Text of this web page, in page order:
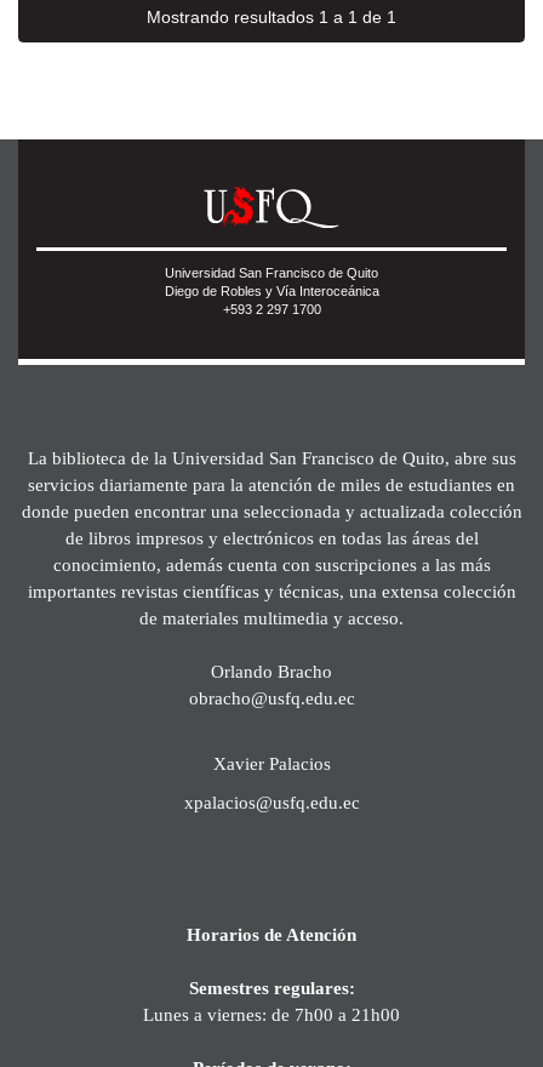
Mostrando resultados 1 a 1 de 1
Universidad San Francisco de Quito
Diego de Robles y Vía Interoceánica
+593 2 297 1700
La biblioteca de la Universidad San Francisco de Quito, abre sus
servicios diariamente para la atención de miles de estudiantes en
donde pueden encontrar una seleccionada y actualizada colección
de libros impresos y electrónicos en todas las áreas del
conocimiento, además cuenta con suscripciones a las más
importantes revistas científicas y técnicas, una extensa colección
de materiales multimedia y acceso.
Orlando Bracho
obracho@usfq.edu.ec
Xavier Palacios
xpalacios@usfq.edu.ec
Horarios de Atención
Semestres regulares:
Lunes a viernes: de 7h00 a 21h00